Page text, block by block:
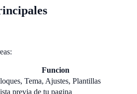
Funcion
Tema, Ajustes, Plantillas
previa de tu pagina